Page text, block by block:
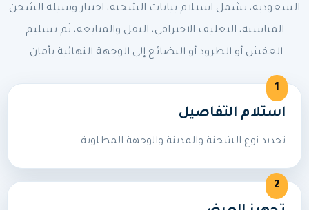
السعودية، تشمل استلام بيانات الشحنة، اختيار وسيلة الشحن
المناسبة، التغليف الاحترافي، النقل والمتابعة، ثم تسليم
العفش أو الطرود أو البضائع إلى الوجهة النهائية بأمان.
استلام التفاصيل
تحديد نوع الشحنة والمدينة والوجهة المطلوبة.